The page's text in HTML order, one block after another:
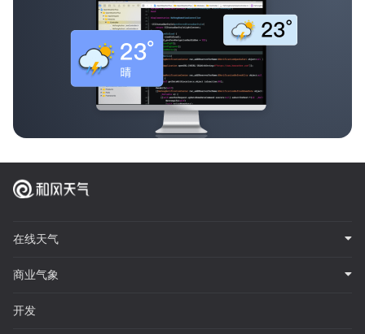
在线天气
商业气象
开发